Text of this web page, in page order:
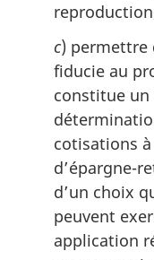
c) permettre
fiducie au
constitue un
cotisations
d’épargne-
d’un choix
peuvent
application